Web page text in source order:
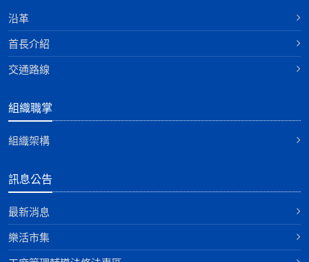
沿革
首長介紹
交通路線
組織職掌
組織架構
訊息公告
最新消息
樂活市集